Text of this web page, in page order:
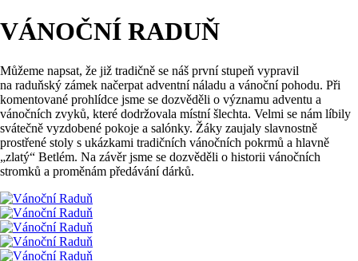
VÁNOČNÍ RADUŇ
Můžeme napsat, že již tradičně se náš první stupeň vypravil
na raduňský zámek načerpat adventní náladu a vánoční pohodu. Při
komentované prohlídce jsme se dozvěděli o významu adventu a
vánočních zvyků, které dodržovala místní šlechta. Velmi se nám líbily
svátečně vyzdobené pokoje a salónky. Žáky zaujaly slavnostně
prostřené stoly s ukázkami tradičních vánočních pokrmů a hlavně
„zlatý“ Betlém. Na závěr jsme se dozvěděli o historii vánočních
stromků a proměnám předávání dárků.